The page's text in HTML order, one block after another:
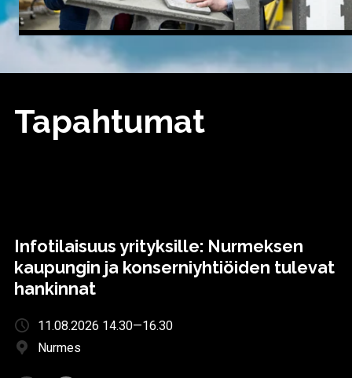
Tapahtumat
Infotilaisuus yrityksille: Nurmeksen
kaupungin ja konserniyhtiöiden tulevat
hankinnat
11.08.2026 14.30—16.30
Nurmes